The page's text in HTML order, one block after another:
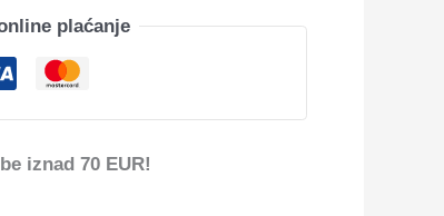
plaćanje
iznad 70 EUR!